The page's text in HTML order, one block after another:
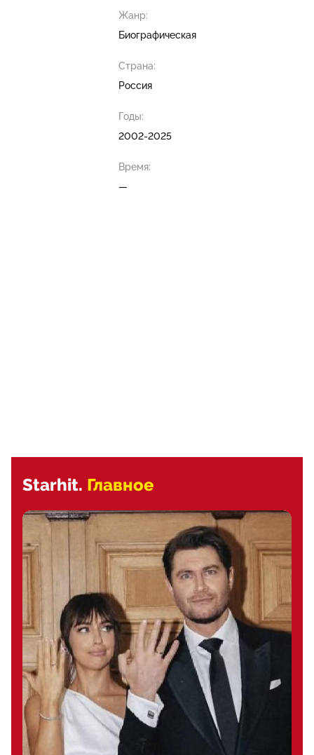
Жанр:
Биографическая
Страна:
Россия
Годы:
2002-2025
Время:
—
Starhit. Главное